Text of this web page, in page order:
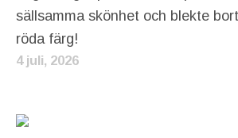
sällsamma skönhet och blekte
röda färg!
4 juli, 2026